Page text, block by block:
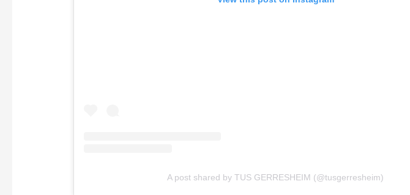
A post shared by TUS GERRESHEIM (@tusgerresheim)